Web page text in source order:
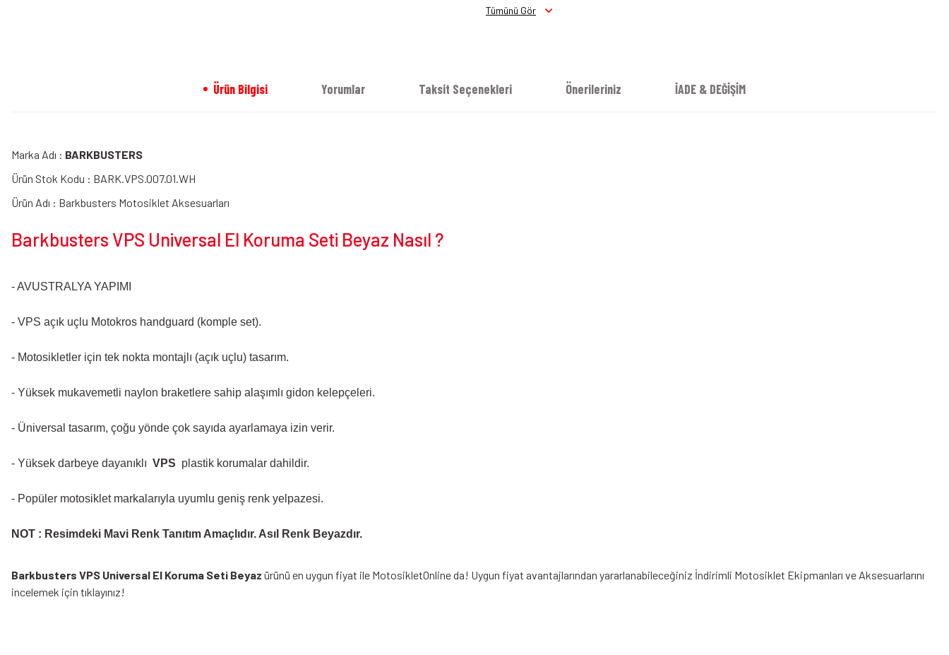
Tümünü Gör
Ürün Bilgisi Yorumlar Taksit Seçenekleri Önerileriniz İADE & DEĞİŞİM
Marka Adı : BARKBUSTERS
Ürün Stok Kodu : BARK.VPS.007.01.WH
Ürün Adı : Barkbusters Motosiklet Aksesuarları
Barkbusters VPS Universal El Koruma Seti Beyaz Nasıl ?
- AVUSTRALYA YAPIMI
- VPS açık uçlu Motokros handguard (komple set).
- Motosikletler için tek nokta montajlı (açık uçlu) tasarım.
- Yüksek mukavemetli naylon braketlere sahip alaşımlı gidon kelepçeleri.
- Üniversal tasarım, çoğu yönde çok sayıda ayarlamaya izin verir.
- Yüksek darbeye dayanıklı VPS plastik korumalar dahildir.
- Popüler motosiklet markalarıyla uyumlu geniş renk yelpazesi.
NOT : Resimdeki Mavi Renk Tanıtım Amaçlıdır. Asıl Renk Beyazdır.
Barkbusters VPS Universal El Koruma Seti Beyaz ürünü en uygun fiyat ile MotosikletOnline da! Uygun fiyat avantajlarından yararlanabileceğiniz İndirimli Motosiklet Ekipmanları ve Aksesuarlarını
incelemek için tıklayınız!